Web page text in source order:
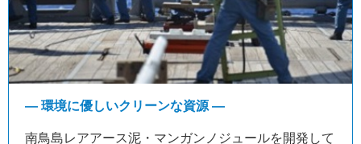
― 環境に優しいクリーンな資源 ―
南鳥島レアアース泥・マンガンノジュールを開発して